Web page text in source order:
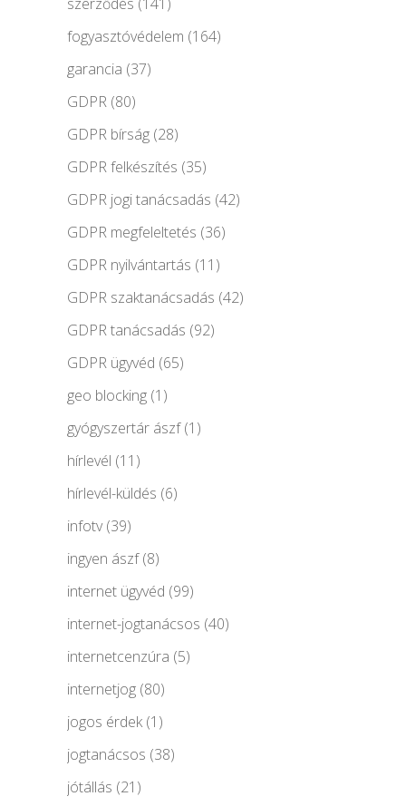
fogyasztóvédelem (164)
garancia (37)
GDPR (80)
GDPR bírság (28)
GDPR felkészítés (35)
GDPR jogi tanácsadás (42)
GDPR megfeleltetés (36)
GDPR nyilvántartás (11)
GDPR szaktanácsadás (42)
GDPR tanácsadás (92)
GDPR ügyvéd (65)
geo blocking (1)
gyógyszertár ászf(1)
hírlevél (11)
hírlevél-küldés (6)
infotv(39)
ingyen ászf(8)
internet ügyvéd (99)
internet-jogtanácsos (40)
internetcenzúra (5)
internetjog (80)
jogos érdek(1)
jogtanácsos (38)
jótállás (21)